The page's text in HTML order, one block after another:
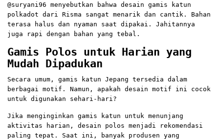
@suryani96 menyebutkan bahwa desain gamis katun
polkadot dari Risma sangat menarik dan cantik. Bahan
terasa halus dan nyaman saat dipakai. Jahitannya
juga rapi dengan bahan yang tebal.
Gamis Polos untuk Harian yang
Mudah Dipadukan
Secara umum, gamis katun Jepang tersedia dalam
berbagai motif. Namun, apakah desain motif ini cocok
untuk digunakan sehari-hari?
Jika menginginkan gamis katun untuk menunjang
aktivitas harian, desain polos menjadi rekomendasi
paling tepat. Saat ini, banyak produsen yang